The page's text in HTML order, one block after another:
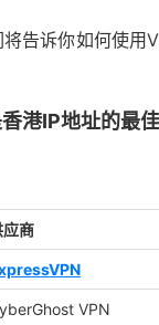
告诉你如何使用
港IP地址的最
应商
VPN